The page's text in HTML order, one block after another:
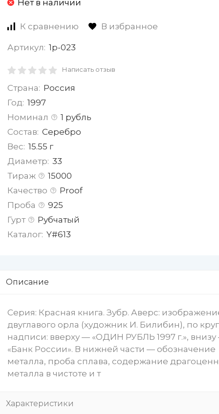
Нет в наличии
К сравнению В избранное
Артикул: 1р-023
Написать отзыв
Страна: Россия
Год: 1997
Номинал
1 рубль
Состав: Серебро
Вес: 15.55 г
Диаметр: 33
Тираж
15000
Качество
Proof
Проба
925
Гурт
Рубчатый
Каталог: Y#613
Описание
Серия: Красная книга. Зубр. Аверс:
двуглавого орла (художник И. Билибин), по
надписи: вверху — «ОДИН РУБЛЬ 1997 г.»,
«Банк России». В нижней части — обозначение
металла, проба сплава, содержание
металла в чистоте и т
Характеристики